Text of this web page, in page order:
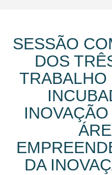
SESSÃO
DOS
TRABALHO
DA